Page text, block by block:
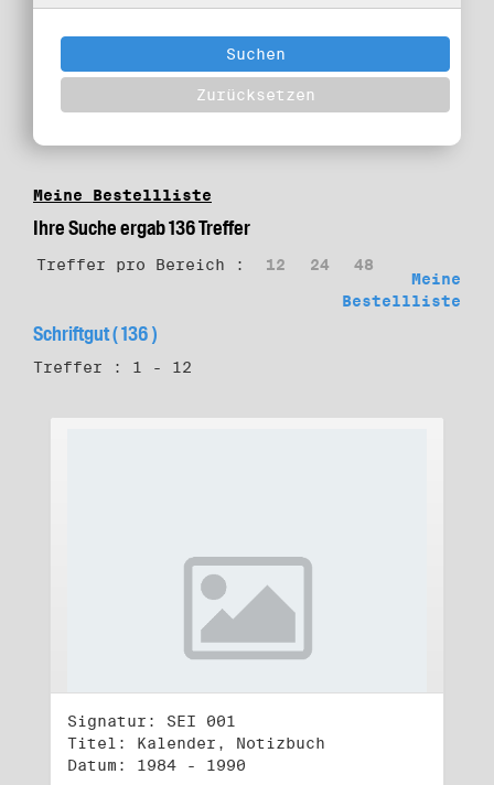
Meine Bestellliste
Ihre Suche ergab 136 Treffer
Treffer pro Bereich : 12 24
48
Meine
Bestellliste
Schriftgut ( 136 )
Treffer : 1 - 12
Signatur: SEI 001
Titel: Kalender, Notizbuch
Datum: 1984 - 1990